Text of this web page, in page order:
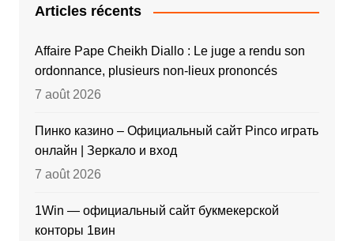
Articles récents
Affaire Pape Cheikh Diallo : Le juge a rendu son
ordonnance, plusieurs non-lieux prononcés
7 août 2026
Пинко казино – Официальный сайт Pinco играть
онлайн | Зеркало и вход
7 août 2026
1Win — официальный сайт букмекерской
конторы 1вин